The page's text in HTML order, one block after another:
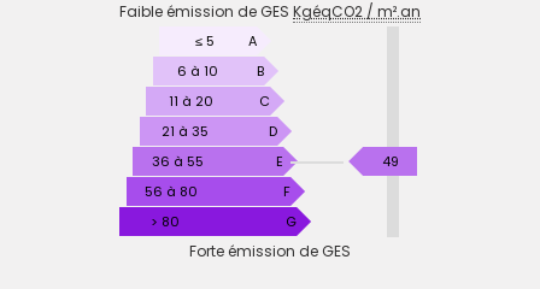
DE
EFFET
SERRE
Faible émission de GES KgéqCO2 / m².an
≤ 5
A
6 à 10
B
11 à 20
C
21 à 35
D
36 à 55
E
56 à 80
F
> 80
G
49KgéqCO2
Forte émission de GES